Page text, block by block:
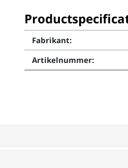
Fabrikant:
Artikelnummer: